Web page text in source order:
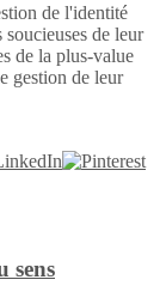
de l'identité
soucieuses de leur
de la plus-value
gestion de leur
sens